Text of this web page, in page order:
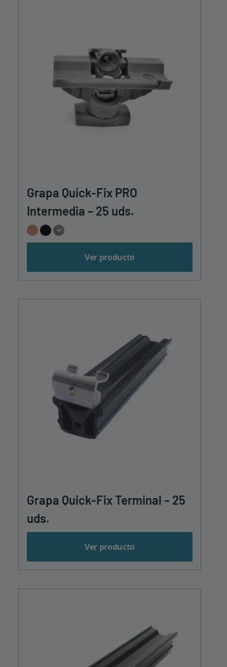
Grapa Quick-Fix PRO
Intermedia – 25 uds.
Ver producto
Grapa Quick-Fix Terminal – 25
uds.
Ver producto